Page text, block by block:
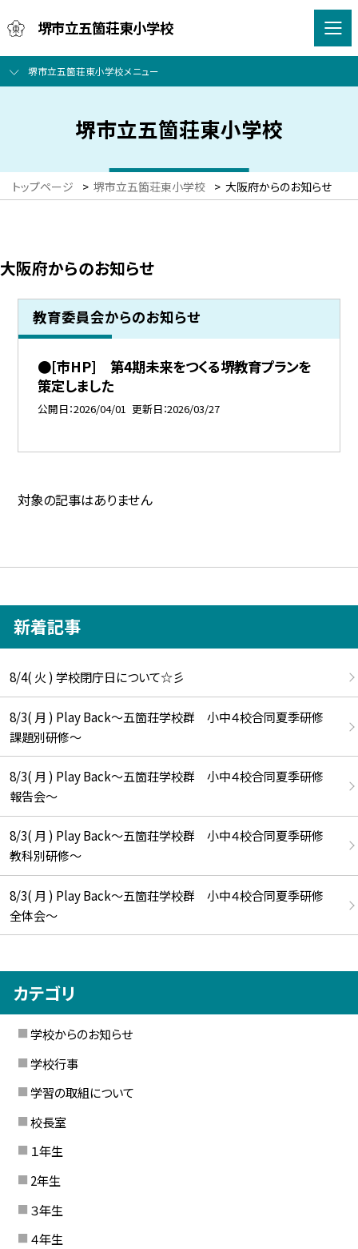
堺市立五箇荘東小学校
堺市立五箇荘東小学校メニュー
堺市立五箇荘東小学校
トップページ > 堺市立五箇荘東小学校 > 大阪府からのお知らせ
大阪府からのお知らせ
教育委員会からのお知らせ
●[市HP] 第4期未来をつくる堺教育プランを
策定しました
公開日 2026/04/01 更新日 2026/03/27
対象の記事はありません
新着記事
8/4( 火 ) 学校閉庁日について☆彡
8/3( 月 ) Play Back～五箇荘学校群 小中４校合同夏季研修
課題別研修～
8/3( 月 ) Play Back～五箇荘学校群 小中４校合同夏季研修
報告会～
8/3( 月 ) Play Back～五箇荘学校群 小中４校合同夏季研修
教科別研修～
8/3( 月 ) Play Back～五箇荘学校群 小中４校合同夏季研修
全体会～
カテゴリ
学校からのお知らせ
学校行事
学習の取組について
校長室
１年生
2年生
３年生
４年生